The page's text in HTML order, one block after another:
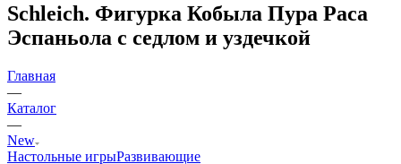
Schleich. Фигурка Кобыла Пура Раса
Эспаньола с седлом и уздечкой
Главная
—
Каталог
—
New
Настольные игрыРазвивающие